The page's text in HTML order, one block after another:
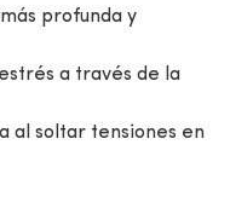
profunda y
a través de la
al soltar tensiones en